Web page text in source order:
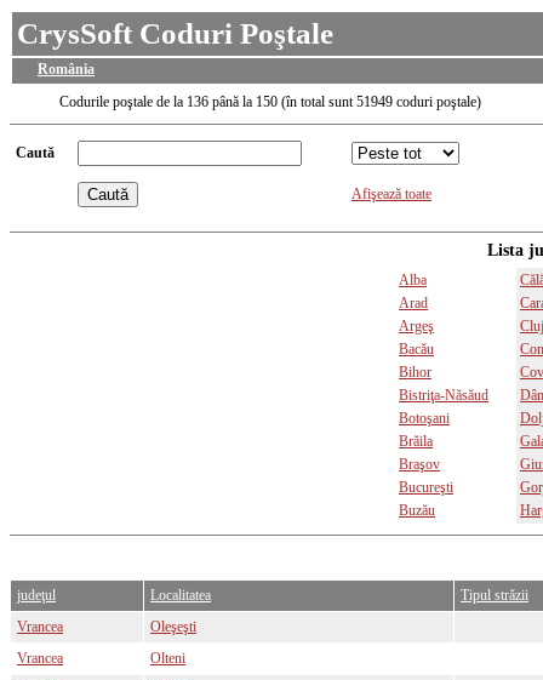
CrysSoft Coduri Poştale
România
Codurile poştale de la 136 până la 150 (în total sunt 51949 coduri poştale)
Caută
Afişează toate
Lista
Alba
Arad
Argeş
Bacău
Bihor
Bistriţa-Năsăud
Botoşani
Brăila
Braşov
Bucureşti
Buzău
Cluj
judeţul Localitatea
Tipul străzii
Vrancea
Oleşeşti
Vrancea
Olteni